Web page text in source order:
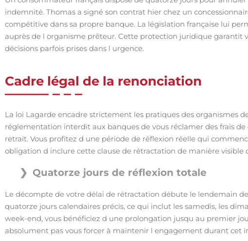
indemnité. Thomas a signé son contrat hier chez un
compétitive dans sa propre banque. La législation française lui
auprès de l organisme prêteur. Cette protection juridique garantit
décisions parfois prises dans l urgence.
Cadre légal de la renonciation
La loi Lagarde encadre strictement les pratiques des organismes
réglementation interdit aux banques de vous réclamer des frais
retrait. Vous profitez d une période de réflexion réelle qui
obligation d inclure cette clause de rétractation de manière visible
Quatorze jours de réflexion totale
Le décompte de votre délai de rétractation débute le lendemain
quatorze jours calendaires précis, ce qui inclut les samedis, les
week-end, vous bénéficiez d une prolongation jusqu au premier
absolument pas vous forcer à maintenir l engagement durant cet